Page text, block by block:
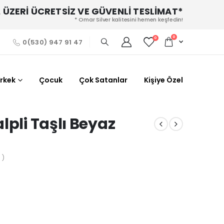
ÜCRETSİZ VE GÜVENLİ TESLİMAT*
* Omar Silver kalitesini hemen keşfedin!
0(530) 947 91 47 0 0
Çocuk Çok Satanlar Kişiye Özel
Taşlı Beyaz
)